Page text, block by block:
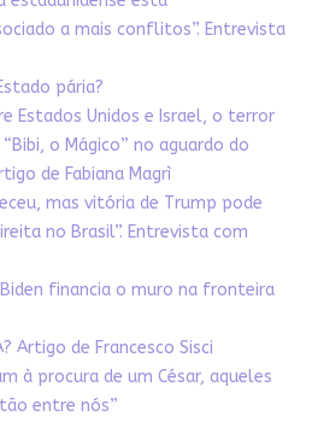
a mais conflitos”. Entrevista
pária?
Estados Unidos e Israel, o terror
o Mágico” no aguardo do
de Fabiana Magrì
mas vitória de Trump pode
no Brasil”. Entrevista com
financia o muro na fronteira
Artigo de Francesco Sisci
à procura de um César, aqueles
entre nós”